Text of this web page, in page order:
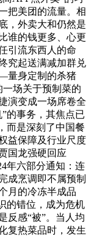
把美团的流量。相
，外卖大和仍然是
谁的钱更多、心更
引流东西人的命
究起送满减加群兑
身定制的杀猪
一场关于预制菜的
演变成一场席卷全
的事务，其焦点已
而是深刻了中国餐
益保障及行业尺度
国龙强硬回应
年六部分通知：连
成烹调即不属预制
月的冷冻半成品
的错位，成为危机
反感“被”。当人均
复热菜品时，发生